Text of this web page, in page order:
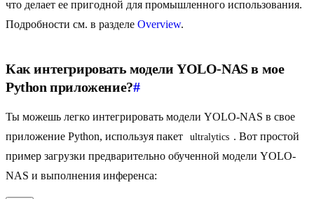
что делает ее пригодной для промышленного использования.
Подробности см. в разделе Overview.
Как интегрировать модели YOLO-NAS в мое
Python приложение?#
Ты можешь легко интегрировать модели YOLO-NAS в свое
приложение Python, используя пакет
ultralytics . Вот простой
пример загрузки предварительно обученной модели YOLO-
NAS и выполнения инференса: